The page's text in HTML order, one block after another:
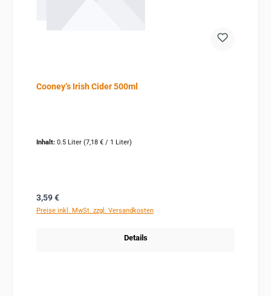
Cooney’s Irish Cider 500ml
Inhalt: 0.5 Liter (7,18 € / 1 Liter)
Regulärer Preis:
3,59 €
Preise inkl. MwSt. zzgl. Versandkosten
Details